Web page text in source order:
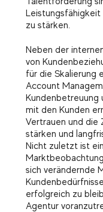
zu stärken.
Neben der
von
für die Skalierung
Account
Kundenbetreuung
mit den Kunden
Vertrauen und die
stärken und
Nicht zuletzt ist
sich verändernde
erfolgreich zu
Agentur